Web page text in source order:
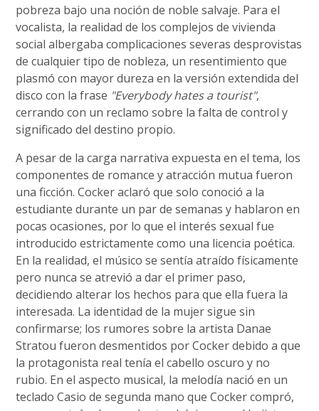
pobreza bajo una noción de noble salvaje. Para el
vocalista, la realidad de los complejos de vivienda
social albergaba complicaciones severas desprovistas
de cualquier tipo de nobleza, un resentimiento que
plasmó con mayor dureza en la versión extendida del
disco con la frase "Everybody hates a tourist",
cerrando con un reclamo sobre la falta de control y
significado del destino propio.
A pesar de la carga narrativa expuesta en el tema, los
componentes de romance y atracción mutua fueron
una ficción. Cocker aclaró que solo conoció a la
estudiante durante un par de semanas y hablaron en
pocas ocasiones, por lo que el interés sexual fue
introducido estrictamente como una licencia poética.
En la realidad, el músico se sentía atraído físicamente
pero nunca se atrevió a dar el primer paso,
decidiendo alterar los hechos para que ella fuera la
interesada. La identidad de la mujer sigue sin
confirmarse; los rumores sobre la artista Danae
Stratou fueron desmentidos por Cocker debido a que
la protagonista real tenía el cabello oscuro y no
rubio. En el aspecto musical, la melodía nació en un
teclado Casio de segunda mano que Cocker compró,